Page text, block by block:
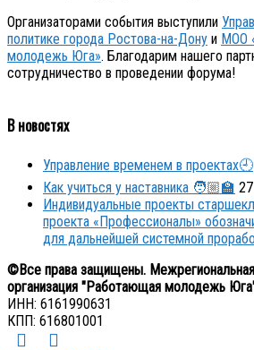
Организаторами события выступили
политике города Ростова-на-Дону и МОО
молодежь Юга». Благодарим нашего
сотрудничество в проведении форума!
В новостях
Управление временем в проектах🕘
Как учиться у наставника 🧑🏼‍🏫
Индивидуальные проекты
проекта «Профессионалы»
для дальнейшей системной
©Все права защищены.
организация "Работающая молодежь
ИНН: 6161990631
КПП: 616801001